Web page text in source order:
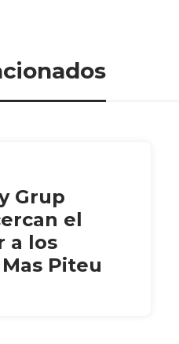
Grup
el
a los
Piteu